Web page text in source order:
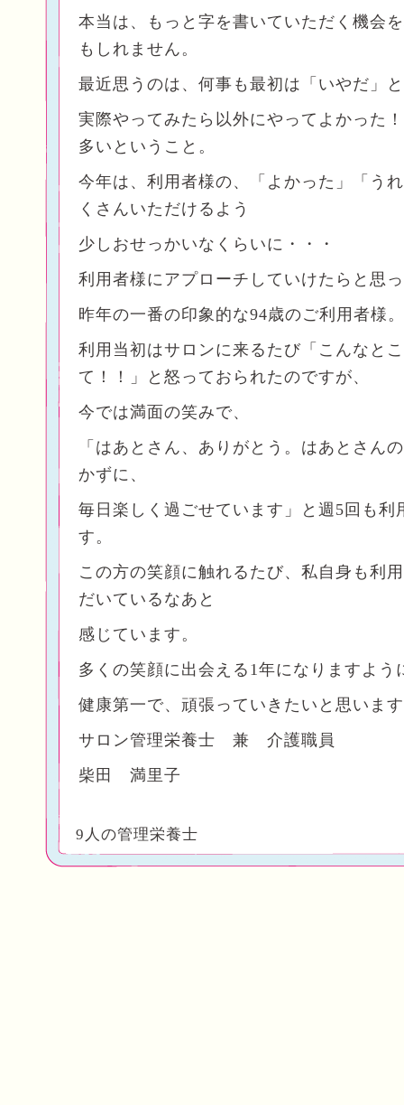
本当は、もっと字を書いていただく機会
もしれません。
最近思うのは、何事も最初は「いやだ」
実際やってみたら以外にやってよかった
多いということ。
今年は、利用者様の、「よかった」「う
くさんいただけるよう
少しおせっかいなくらいに・・・
利用者様にアプローチしていけたらと思
昨年の一番の印象的な94歳のご利用者様。
利用当初はサロンに来るたび「こんなと
て！！」と怒っておられたのですが、
今では満面の笑みで、
「はあとさん、ありがとう。はあとさん
かずに、
毎日楽しく過ごせています」と週5回も利
す。
この方の笑顔に触れるたび、私自身も利
だいているなあと
感じています。
多くの笑顔に出会える1年になりますよう
健康第一で、頑張っていきたいと思いま
サロン管理栄養士 兼 介護職員
柴田 満里子
9人の管理栄養士